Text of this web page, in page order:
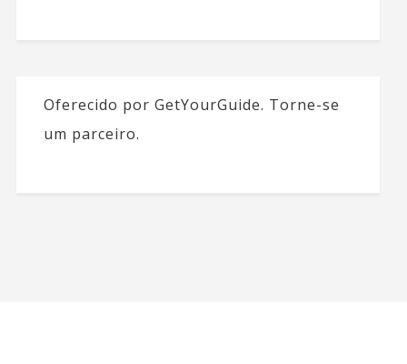
Oferecido por GetYourGuide. Torne-se
um parceiro.